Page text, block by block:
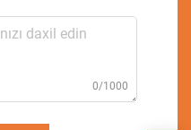
0/1000